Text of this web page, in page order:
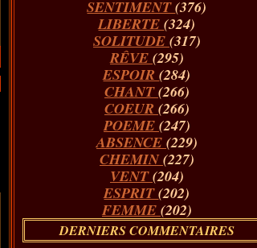
SENTIMENT(376)
LIBERTE(324)
SOLITUDE (317)
RÊVE (295)
ESPOIR(284)
CHANT(266)
COEUR (266)
POEME (247)
ABSENCE (229)
CHEMIN(227)
VENT(204)
ESPRIT(202)
FEMME (202)
DERNIERS COMMENTAIRES